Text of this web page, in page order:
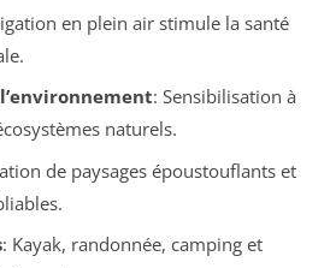
en plein air stimule la santé
: Sensibilisation à
naturels.
de paysages époustouflants et
: Kayak, randonnée, camping et